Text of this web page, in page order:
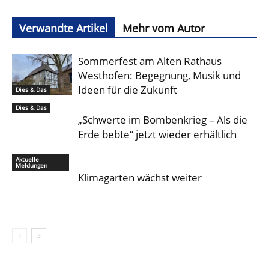
Verwandte Artikel Mehr vom Autor
Dies & Das
Sommerfest am Alten Rathaus
Westhofen: Begegnung, Musik und
Ideen für die Zukunft
Dies & Das
„Schwerte im Bombenkrieg – Als die
Erde bebte“ jetzt wieder erhältlich
Aktuelle
Meldungen
Klimagarten wächst weiter